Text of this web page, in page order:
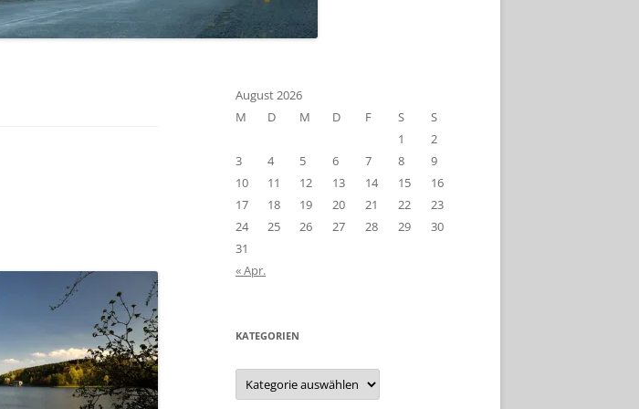
August 2026
M
D M D F S
S
1
2
3
4 5 6 7 8
9
10
11 12 13 14 15
16
17
18 19 20 21 22
23
24
25 26 27 28 29
30
31
« Apr.
KATEGORIEN
Kategorien